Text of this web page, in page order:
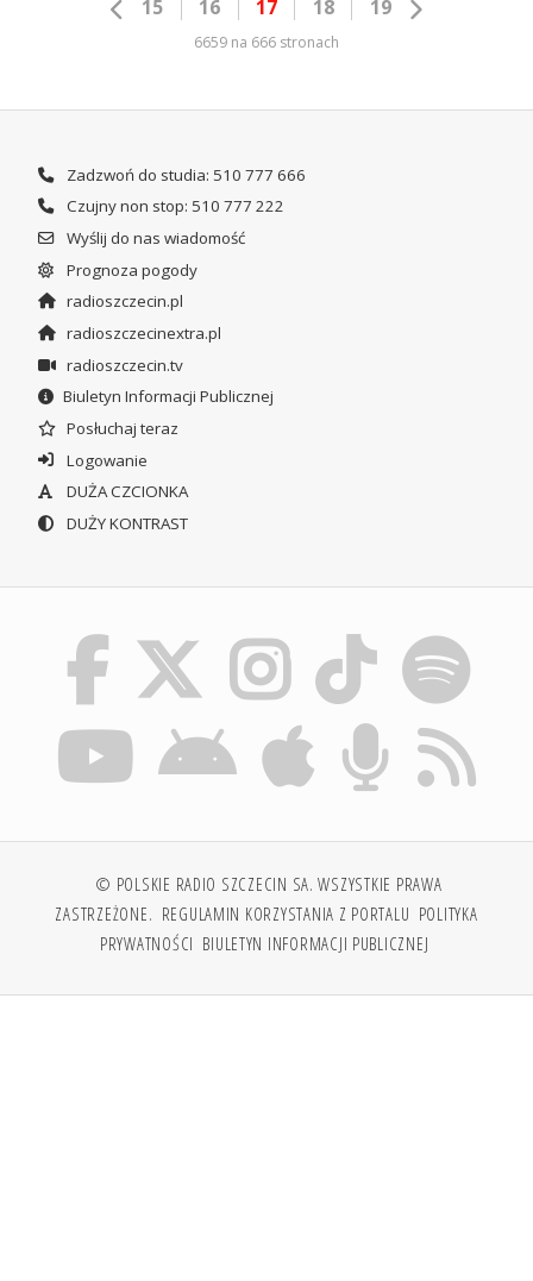
15 16 17 18 19
6659 na 666 stronach
Zadzwoń do studia: 510 777 666
Czujny non stop: 510 777 222
Wyślij do nas wiadomość
Prognoza pogody
radioszczecin.pl
radioszczecinextra.pl
radioszczecin.tv
Biuletyn Informacji Publicznej
Posłuchaj teraz
Logowanie
DUŻA CZCIONKA
DUŻY KONTRAST
© POLSKIE RADIO SZCZECIN SA. WSZYSTKIE PRAWA
ZASTRZEŻONE. REGULAMIN KORZYSTANIA Z PORTALU POLITYKA
PRYWATNOŚCI BIULETYN INFORMACJI PUBLICZNEJ